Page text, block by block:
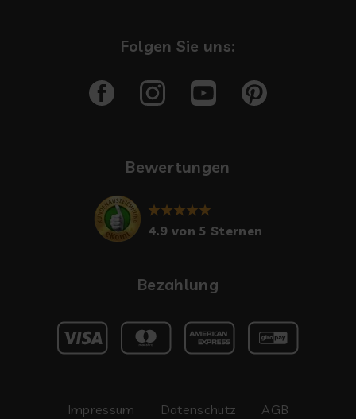
Folgen Sie uns:
Bewertungen
4.9 von 5 Sternen
Bezahlung
Impressum Datenschutz
AGB